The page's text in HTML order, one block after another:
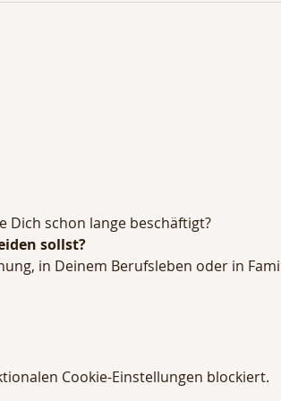
Dich schon lange beschäftigt?
sollst?
in Deinem Berufsleben oder in
Cookie-Einstellungen blockiert.